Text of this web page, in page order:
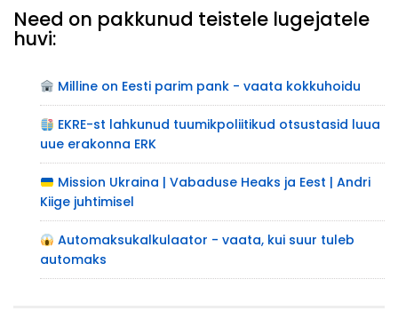
Need on pakkunud teistele lugejatele
huvi:
Milline on Eesti parim pank - vaata kokkuhoidu
EKRE-st lahkunud tuumikpoliitikud otsustasid luua
uue erakonna ERK
Mission Ukraina | Vabaduse Heaks ja Eest | Andri
Kiige juhtimisel
Automaksukalkulaator - vaata, kui suur tuleb
automaks